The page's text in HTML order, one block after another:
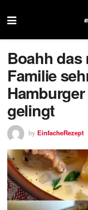
Boahh das
Familie
gelingt
by EinfacheRezept